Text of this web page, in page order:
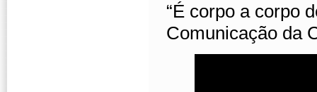
“É corpo a corpo
Comunicação da